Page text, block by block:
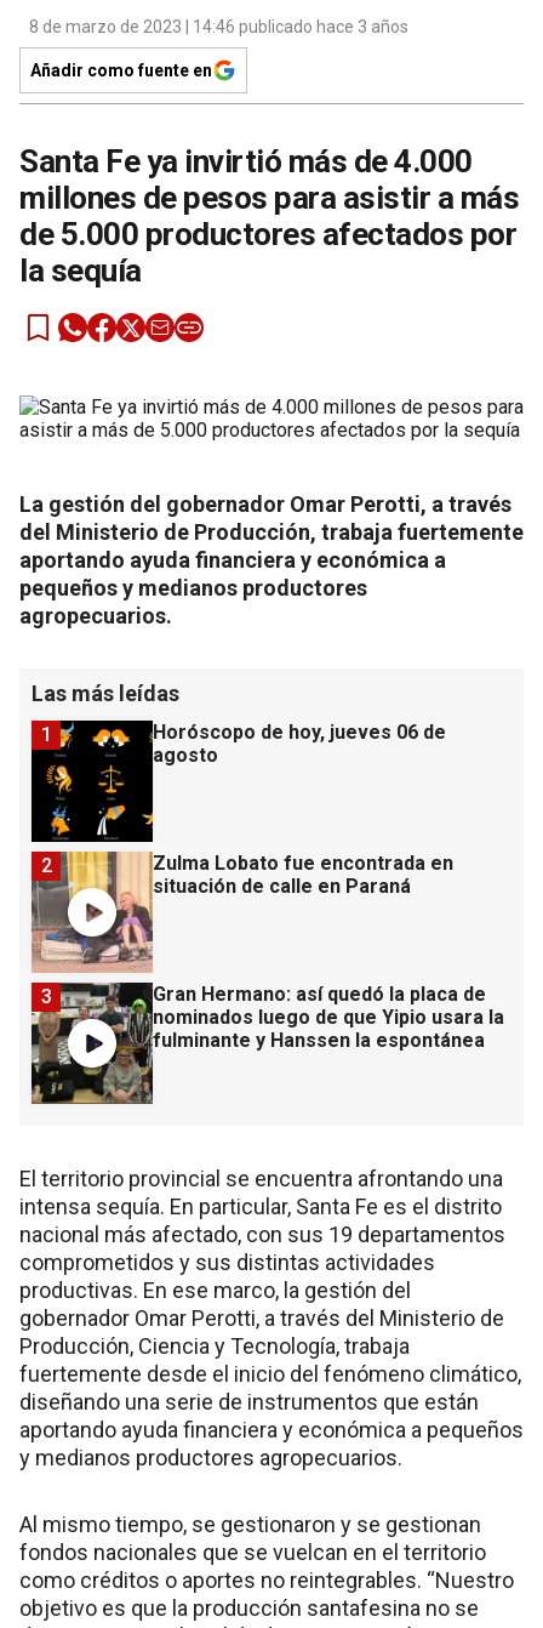
8 de marzo de 2023 | 14:46 publicado hace 3 años
Añadir como fuente en
Santa Fe ya invirtió más de 4.000
millones de pesos para asistir a más
de 5.000 productores afectados por
la sequía
La gestión del gobernador Omar Perotti, a través
del Ministerio de Producción, trabaja fuertemente
aportando ayuda financiera y económica a
pequeños y medianos productores
agropecuarios.
Las más leídas
Horóscopo de hoy, jueves 06 de
agosto
1
Zulma Lobato fue encontrada en
situación de calle en Paraná
2
Gran Hermano: así quedó la placa de
nominados luego de que Yipio usara la
fulminante y Hanssen la espontánea
3
El territorio provincial se encuentra afrontando una
intensa sequía. En particular, Santa Fe es el distrito
nacional más afectado, con sus 19 departamentos
comprometidos y sus distintas actividades
productivas. En ese marco, la gestión del
gobernador Omar Perotti, a través del Ministerio de
Producción, Ciencia y Tecnología, trabaja
fuertemente desde el inicio del fenómeno climático,
diseñando una serie de instrumentos que están
aportando ayuda financiera y económica a pequeños
y medianos productores agropecuarios.
Al mismo tiempo, se gestionaron y se gestionan
fondos nacionales que se vuelcan en el territorio
como créditos o aportes no reintegrables. “Nuestro
objetivo es que la producción santafesina no se